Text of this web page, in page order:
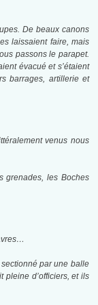
De beaux canons
laissaient faire, mais
passons le parapet.
évacué et s’étaient
barrages, artillerie et
venus nous
grenades, les Boches
par une balle
pleine d’officiers, et ils